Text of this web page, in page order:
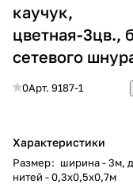
каучук,
цветная-3цв.,
сетевого
0Арт. 9187-1
Характеристики
Размер: ширина - 3м,
нитей - 0,3x0,5x0,7м